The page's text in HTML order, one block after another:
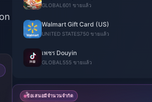
GLOBAL 601 ขายแล้ว
Walmart Gift Card (US)
UNITED STATES750 ขายแล้ว
เพชร Douyin
GLOBAL 555 ขายแล้ว
ข้อเสนอมีจำนวนจำกัด